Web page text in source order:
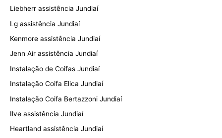
Liebherr assistência Jundiaí
Lg assistência Jundiaí
Kenmore assistência Jundiaí
Jenn Air assistência Jundiaí
Instalação de Coifas Jundiaí
Instalação Coifa Elica Jundiaí
Instalação Coifa Bertazzoni Jundiaí
Ilve assistência Jundiaí
Heartland assistência Jundiaí